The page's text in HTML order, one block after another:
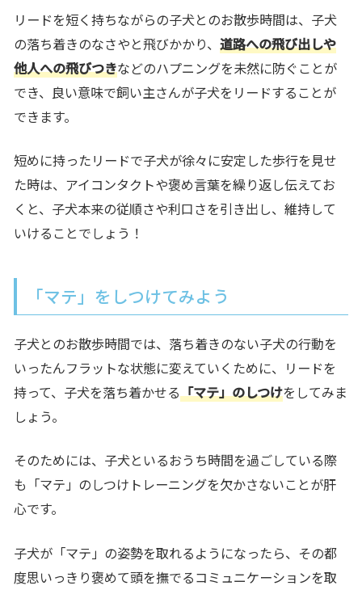
リードを短く持ちながらの子犬とのお散歩時間は、子犬
の落ち着きのなさやと飛びかかり、道路への飛び出しや
他人への飛びつきなどのハプニングを未然に防ぐことが
でき、良い意味で飼い主さんが子犬をリードすることが
できます。
短めに持ったリードで子犬が徐々に安定した歩行を見せ
た時は、 アイコンタクトや褒め言葉を繰り返し伝えてお
くと、子犬本来の従順さや利口さを引き出し、維持して
いけることでしょう！
「マテ」をしつけてみよう
子犬とのお散歩時間では、落ち着きのない子犬の行動を
いったんフラットな状態に変えていくために、リードを
持って、子犬を落ち着かせる「マテ」のしつけをしてみま
しょう。
そのためには、子犬といるおうち時間を過ごしている際
も「マテ」のしつけトレーニングを欠かさないことが肝
心です。
子犬が「マテ」の姿勢を取れるようになったら、その都
度思いっきり褒めて頭を撫でるコミュニケーションを取